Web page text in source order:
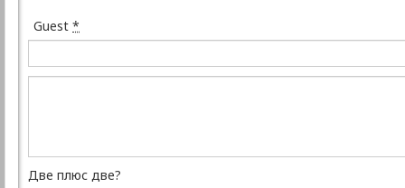
Guest *
Две плюс две?